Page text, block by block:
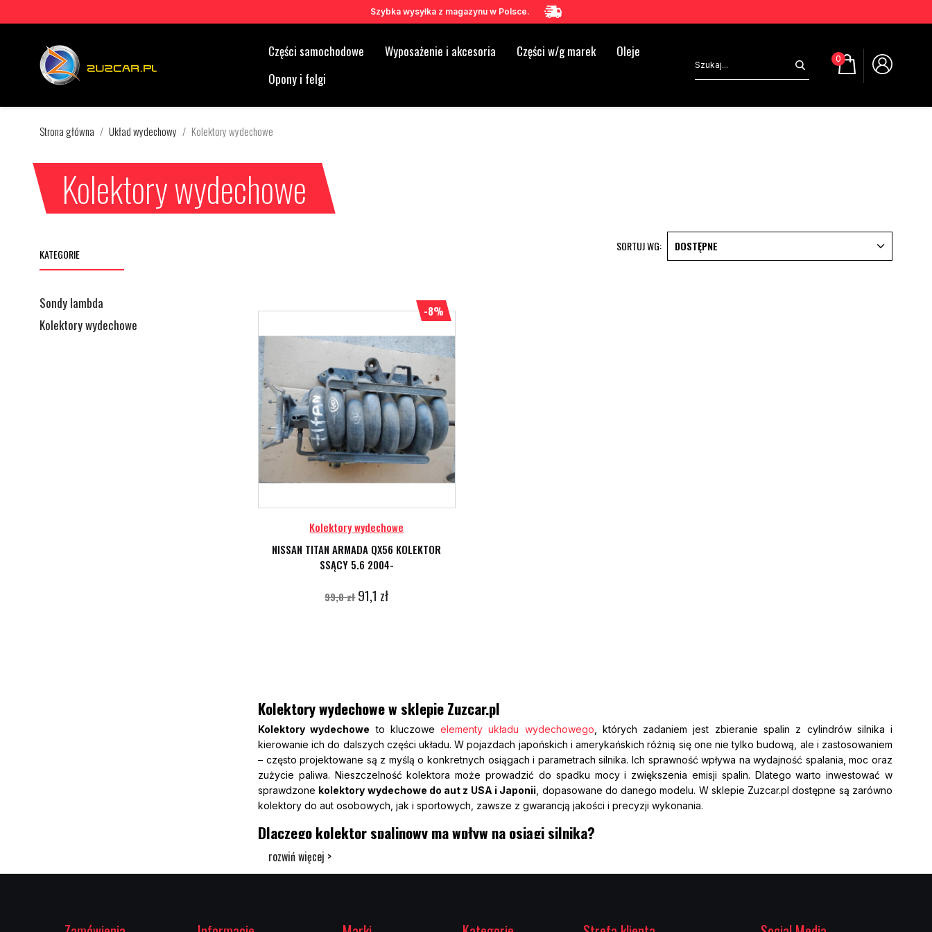
Szybka wysyłka z magazynu w Polsce.
Części samochodowe Wyposażenie i akcesoria Części w/g marek
Oleje
Opony i felgi
0
Strona główna Układ wydechowy Kolektory wydechowe
Kolektory wydechowe
KATEGORIE
Sondy lambda
Kolektory wydechowe
SORTUJ WG: DOSTĘPNE
Kolektory wydechowe
NISSAN TITAN ARMADA QX56 KOLEKTOR
SSĄCY 5.6 2004-
99,0 zł 91,1 zł
-8%
Kolektory wydechowe w sklepie Zuzcar.pl
Kolektory wydechowe to kluczoweelementy układu wydechowego , których zadaniem jest zbieranie spalin z cylindrów silnika i
kierowanie ich do dalszych części układu. W pojazdach japońskich i amerykańskich różnią się one nie tylko budową, ale i zastosowaniem
– często projektowane są z myślą o konkretnych osiągach i parametrach silnika. Ich sprawność wpływa na wydajność spalania, moc oraz
zużycie paliwa. Nieszczelność kolektora może prowadzić do spadku mocy i zwiększenia emisji spalin. Dlatego warto inwestować w
sprawdzone kolektory wydechowe do aut z USA i Japonii , dopasowane do danego modelu. W sklepie Zuzcar.pl dostępne są zarówno
kolektory do aut osobowych, jak i sportowych, zawsze z gwarancją jakości i precyzji wykonania.
Dlaczego kolektor spalinowy ma wpływ na osiągi silnika?
Kolektor spalinowy
rozwiń więcej >